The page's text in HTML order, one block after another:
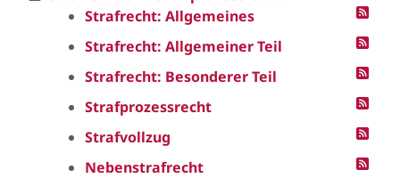
Strafrecht: Allgemeines
Strafrecht: Allgemeiner Teil
Strafrecht: Besonderer Teil
Strafprozessrecht
Strafvollzug
Nebenstrafrecht